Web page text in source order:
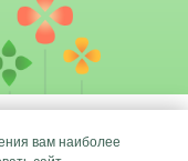
вам наиболее